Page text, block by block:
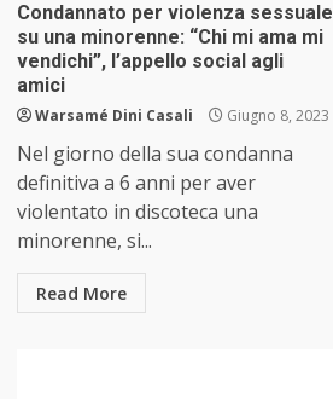
Condannato per violenza sessuale
su una minorenne: “Chi mi ama mi
vendichi”, l’appello social agli
amici
Warsamé Dini Casali Giugno 8, 2023
Nel giorno della sua condanna
definitiva a 6 anni per aver
violentato in discoteca una
minorenne, si...
Read More